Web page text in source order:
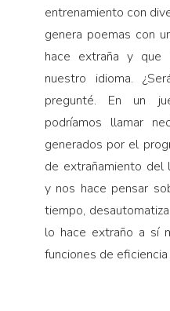
entrenamiento con
genera poemas con
hace extraña y
nuestro idioma.
pregunté. En un
podríamos llamar
generados por el
de extrañamiento del
y nos hace pensar
tiempo,
lo hace extraño a sí
funciones de